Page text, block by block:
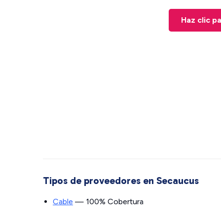
Haz clic
Tipos de proveedores en Secaucus
Cable — 100% Cobertura